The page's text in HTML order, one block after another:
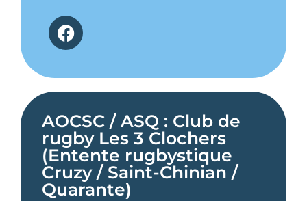
AOCSC / ASQ : Club de
rugby Les 3 Clochers
(Entente rugbystique
Cruzy / Saint-Chinian /
Quarante)